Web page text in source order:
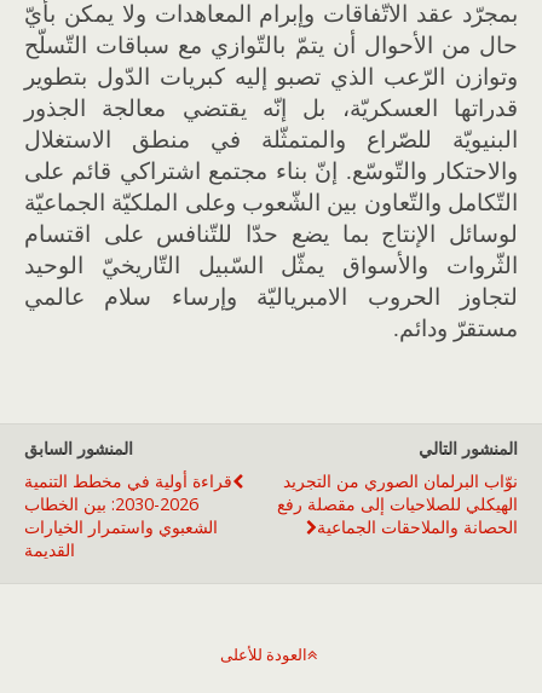
بمجرّد عقد الاتّفاقات وإبرام المعاهدات ولا يمكن بأيّ
حال من الأحوال أن يتمّ بالتّوازي مع سباقات التّسلّح
وتوازن الرّعب الذي تصبو إليه كبريات الدّول بتطوير
قدراتها العسكريّة، بل إنّه يقتضي معالجة الجذور
البنيويّة للصّراع والمتمثّلة في منطق الاستغلال
والاحتكار والتّوسّع. إنّ بناء مجتمع اشتراكي قائم على
التّكامل والتّعاون بين الشّعوب وعلى الملكيّة الجماعيّة
لوسائل الإنتاج بما يضع حدّا للتّنافس على اقتسام
الثّروات والأسواق يمثّل السّبيل التّاريخيّ الوحيد
لتجاوز الحروب الامبرياليّة وإرساء سلام عالمي
مستقرّ ودائم.
المنشور السابق
قراءة أولية في مخطط التنمية
2026-2030: بين الخطاب
الشعبوي واستمرار الخيارات
القديمة
المنشور التالي
نوّاب البرلمان الصوري من التجريد
الهيكلي للصلاحيات إلى مقصلة رفع
الحصانة والملاحقات الجماعية
العودة للأعلى